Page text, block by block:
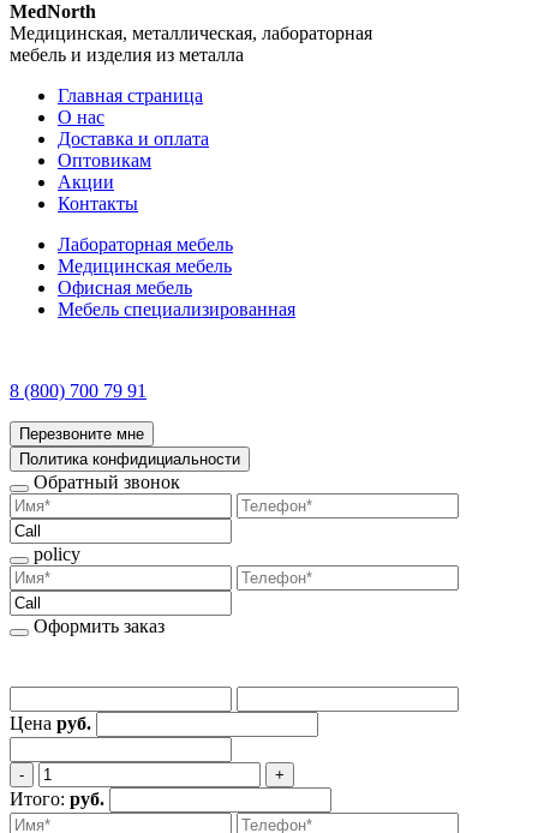
MedNorth
Медицинская, металлическая, лабораторная
мебель и изделия из металла
Главная страница
О нас
Доставка и оплата
Оптовикам
Акции
Контакты
Лабораторная мебель
Медицинская мебель
Офисная мебель
Мебель специализированная
8 (800) 700 79 91
Перезвоните мне
Политика конфидициальности
Обратный звонок
policy
Оформить заказ
Цена руб.
‐ +
Итого: руб.